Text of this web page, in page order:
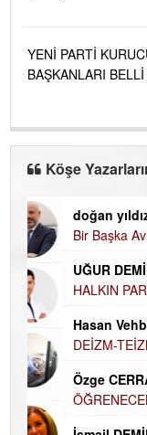
YENİ PARTİ
BAŞKANLARI
Köşe
doğan yıldıztan
Bir Başka Avrupa!
UĞUR
HALKIN
Hasan Vehbi
DEİZM-TEİZM-
Özge CERRAH
ÖĞRENECEK